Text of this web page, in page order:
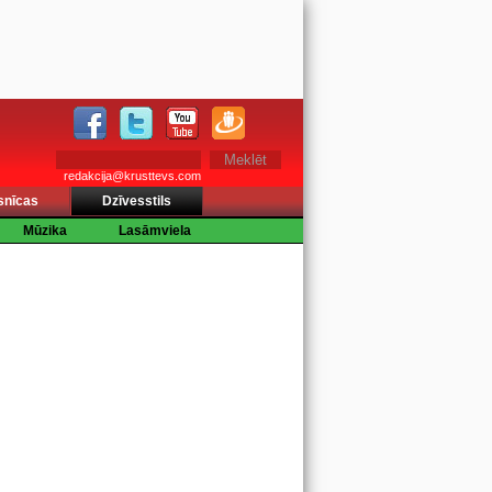
redakcija@krusttevs.com
Dzīvesstils
Mūzika
Lasāmviela